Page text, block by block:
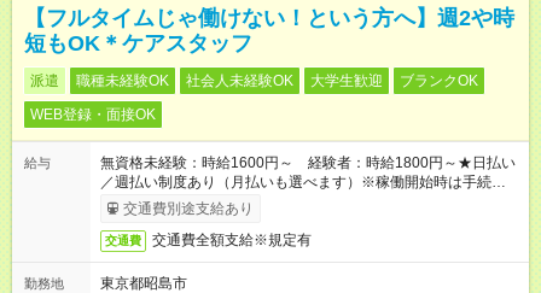
【フルタイムじゃ働けない！という方へ】週2や時
短もOK＊ケアスタッフ
派遣 職種未経験OK 社会人未経験OK 大学生歓迎
ブランクOK
WEB登録・面接OK
給与
無資格未経験：時給1600円～ 経験者：時給1800円～★日払い
／週払い制度あり（月払いも選べます）※稼働開始時は手続き完
了次第のお支払いとなります。
交通費別途支給あり
交通費 交通費全額支給※規定有
勤務地
東京都昭島市